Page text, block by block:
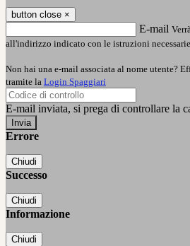
button close ×
E-mail
all'indirizzo indicato con le istruzioni
Non hai una e-mail associata al nome utente?
tramite la Login Spaggiari
E-mail inviata, si prega di controllare la
Errore
Chiudi
Successo
Chiudi
Informazione
Chiudi